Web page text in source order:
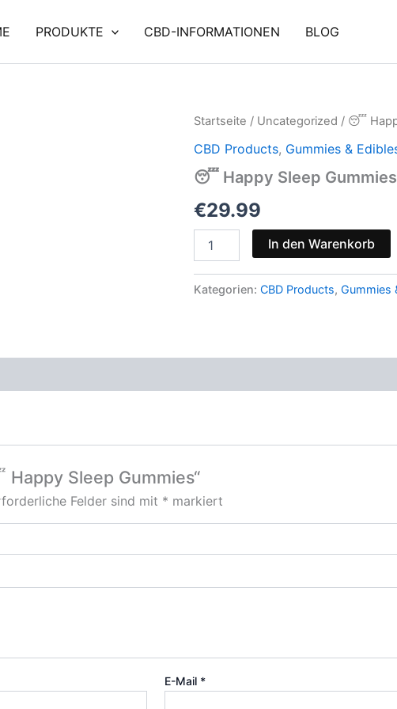
PRODUKTE CBD-INFORMATIONEN BLOG
Startseite / Uncategorized / 😴
CBD Products, Gummies &
😴 Happy Sleep Gummies
€29.99
😴
Sleep
Gummies
Menge
In den Warenkorb
Kategorien: CBD Products, Gummies
Sleep Gummies“
Felder sind mit * markiert
E-Mail *